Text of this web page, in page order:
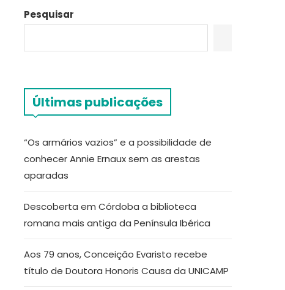
Pesquisar
Últimas publicações
“Os armários vazios” e a possibilidade de
conhecer Annie Ernaux sem as arestas
aparadas
Descoberta em Córdoba a biblioteca
romana mais antiga da Península Ibérica
Aos 79 anos, Conceição Evaristo recebe
título de Doutora Honoris Causa da UNICAMP